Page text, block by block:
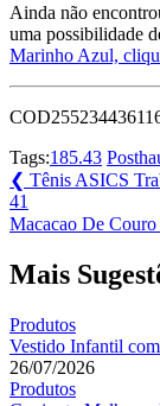
Ainda não
uma possibilidade
Marinho Azul,
Tags:185.43
Navegação
de
❮ Previous
Tênis ASICS
41
Next
Macacao De
Mais
Produtos
Vestido Infantil
26/07/2026
Produtos